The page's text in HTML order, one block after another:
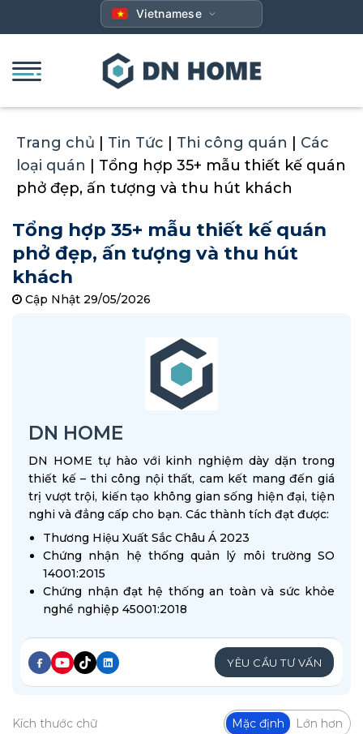
qua
dung
Vietnamese
Trang chủ Tin Tức Thi công quán
Các
loại quán
Tổng hợp 35+ mẫu thiết kế quán
phở đẹp, ấn tượng và thu hút khách
Tổng hợp 35+ mẫu thiết kế quán
phở đẹp, ấn tượng và thu hút
khách
Cập Nhật 29/05/2026
DN HOME
DN HOME tự hào với kinh nghiệm dày dặn trong
thiết kế – thi công nội thất, cam kết mang đến giá
trị vượt trội, kiến tạo không gian sống hiện đại, tiện
nghi và đẳng cấp cho bạn. Các thành tích đạt được:
Thương Hiệu Xuất Sắc Châu Á 2023
Chứng nhận hệ thống quản lý môi trường SO
14001:2015
Chứng nhận đạt hệ thống an toàn và sức khỏe
nghề nghiệp 45001:2018
YÊU CẦU TƯ VẤN
Kích thước chữ Mặc định Lớn hơn